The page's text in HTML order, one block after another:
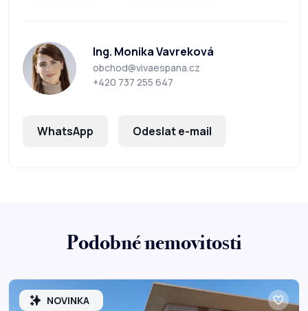
Ing. Monika Vavreková
obchod@vivaespana.cz
+420 737 255 647
WhatsApp Odeslat e-mail
Podobné nemovitosti
NOVINKA